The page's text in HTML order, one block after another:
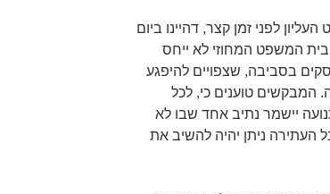
לפני זמן קצר, דהיינו ביום
המשפט המחוזי לא ייחס
בסביבה, שצפויים להיפגע
המבקשים טוענים כי, לכל
יישמר נתיב אחד שבו לא
העתירה ניתן יהיה להשיב את